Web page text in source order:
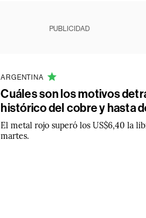
PUBLICIDAD
ARGENTINA
Cuáles son los motivos
histórico del cobre y hasta
El metal rojo superó los US$6,40 la
martes.